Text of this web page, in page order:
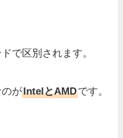
で区別されます。
がIntelとAMDです。